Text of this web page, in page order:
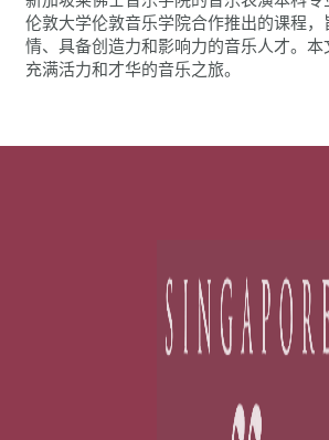
伦敦大学伦敦音乐学院合作推出的课程
情、具备创造力和影响力的音乐人才。
充满活力和才华的音乐之旅。